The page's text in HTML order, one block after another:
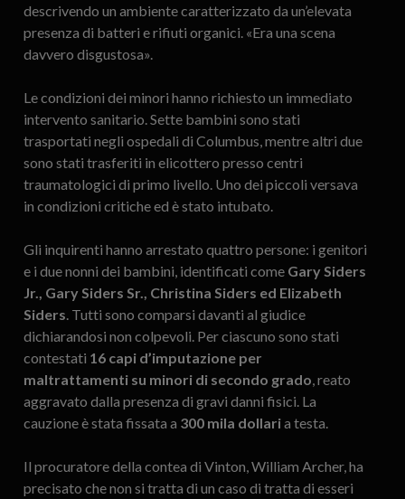
descrivendo un ambiente caratterizzato da un’elevata
presenza di batteri e rifiuti organici. «Era una scena
davvero disgustosa».
Le condizioni dei minori hanno richiesto un immediato
intervento sanitario. Sette bambini sono stati
trasportati negli ospedali di Columbus, mentre altri due
sono stati trasferiti in elicottero presso centri
traumatologici di primo livello. Uno dei piccoli versava
in condizioni critiche ed è stato intubato.
Gli inquirenti hanno arrestato quattro persone: i genitori
e i due nonni dei bambini, identificati come Gary Siders
Jr., Gary Siders Sr., Christina Siders ed Elizabeth
Siders . Tutti sono comparsi davanti al giudice
dichiarandosi non colpevoli. Per ciascuno sono stati
contestati 16 capi d’imputazione per
maltrattamenti su minori di secondo grado , reato
aggravato dalla presenza di gravi danni fisici. La
cauzione è stata fissata a 300 mila dollaria testa.
Il procuratore della contea di Vinton, William Archer, ha
precisato che non si tratta di un caso di tratta di esseri